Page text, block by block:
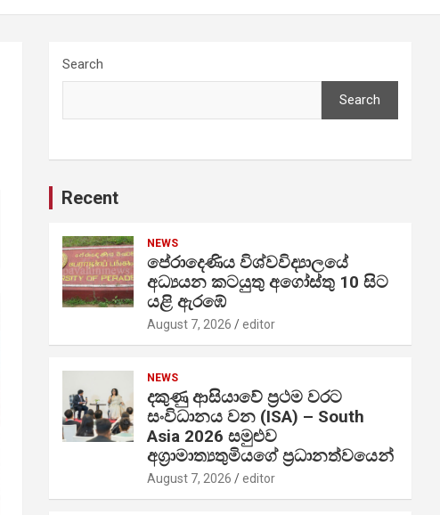
Search
Search
Recent
NEWS
පේරාදෙණිය විශ්වවිද්‍යාලයේ
අධ්‍යයන කටයුතු අගෝස්තු 10 සිට
යළි ඇරඹේ
August 7, 2026 editor
NEWS
දකුණු ආසියාවේ ප්‍රථම වරට
සංවිධානය වන (ISA) – South
Asia 2026 සමුළුව
අග්‍රාමාත්‍යතුමියගේ ප්‍රධානත්වයෙන්
August 7, 2026 editor